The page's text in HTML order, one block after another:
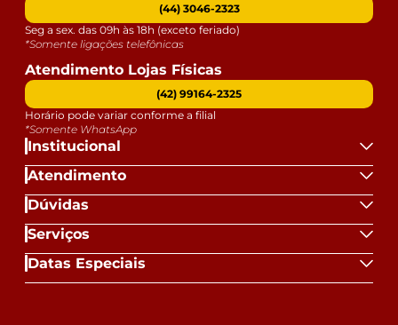
Institucional
Atendimento
Dúvidas
Serviços
Datas Especiais
(44) 3046-2323
Seg a sex. das 09h às 18h (exceto feriado)
*Somente ligações telefônicas
Atendimento Lojas Físicas
(42) 99164-2325
Horário pode variar conforme a filial
*Somente WhatsApp